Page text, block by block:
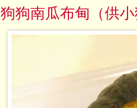
狗狗南瓜布甸（供